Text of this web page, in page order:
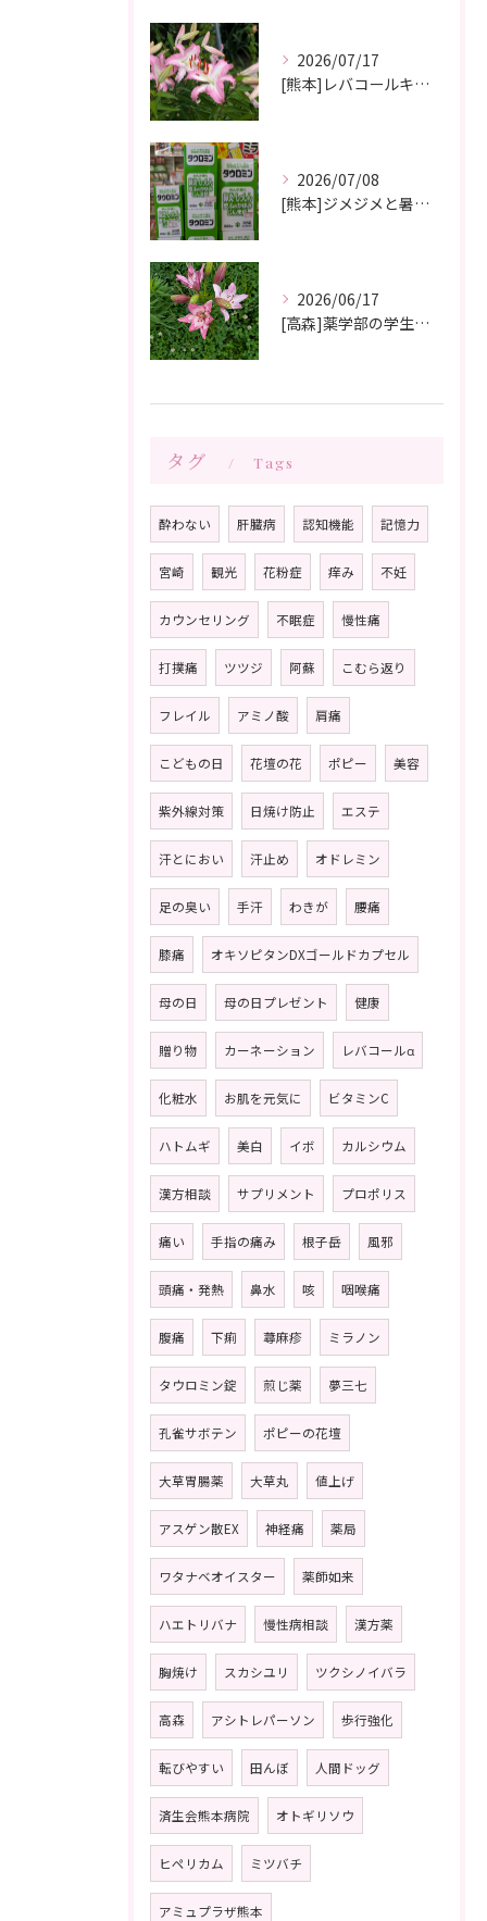
2026/07/17
[熊本]レバコールキャンペーン＆ガチャガチャ抽選会やっています‼️
2026/07/08
[熊本]ジメジメと暑い夏痒くてたまらない、皮膚炎が治らない、蕁麻疹が出やすくて悩んでいる方いませんか⁉️タウロミン錠でいつの間にか治ってしまったと大好評です💞
2026/06/17
[高森]薬学部の学生さんが薬局製剤の実習にきてくれました✨桂枝茯苓丸つくり楽しかった!と帰って行きました☺️
タグ Tags
酔わない 肝臓病 認知機能 記憶力
宮崎 観光 花粉症 痒み 不妊
カウンセリング 不眠症 慢性痛
打撲痛 ツツジ 阿蘇 こむら返り
フレイル アミノ酸 肩痛
こどもの日 花壇の花 ポピー 美容
紫外線対策 日焼け防止 エステ
汗とにおい 汗止め オドレミン
足の臭い 手汗 わきが 腰痛
膝痛 オキソピタンDXゴールドカプセル
母の日 母の日プレゼント 健康
贈り物 カーネーション レバコールα
化粧水 お肌を元気に ビタミンC
ハトムギ 美白 イボ カルシウム
漢方相談 サプリメント プロポリス
痛い 手指の痛み 根子岳 風邪
頭痛・発熱 鼻水 咳 咽喉痛
腹痛 下痢 蕁麻疹 ミラノン
タウロミン錠 煎じ薬 夢三七
孔雀サボテン ポピーの花壇
大草胃腸薬 大草丸 値上げ
アスゲン散EX 神経痛 薬局
ワタナベオイスター 薬師如来
ハエトリバナ 慢性病相談 漢方薬
胸焼け スカシユリ ツクシノイバラ
高森 アシトレパーソン 歩行強化
転びやすい 田んぼ 人間ドッグ
済生会熊本病院 オトギリソウ
ヒペリカム ミツバチ
アミュプラザ熊本